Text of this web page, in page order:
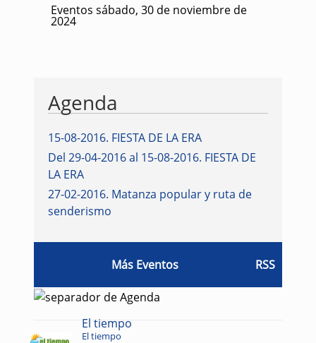
Eventos sábado, 30 de noviembre de
2024
Agenda
15-08-2016. FIESTA DE LA ERA
Del 29-04-2016 al 15-08-2016. FIESTA DE
LA ERA
27-02-2016. Matanza popular y ruta de
senderismo
Más Eventos RSS
El tiempo
El tiempo